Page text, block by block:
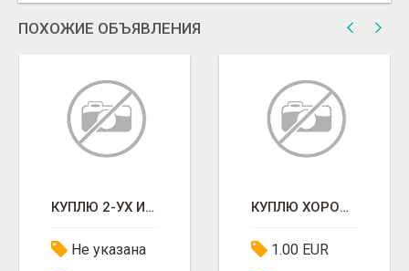
ПОХОЖИЕ ОБЪЯВЛЕНИЯ
КУПЛЮ 2-УХ ИЛИ 3-ЁХКОМНАТНУЮ КВАРТИРУ
Не указана
КУПЛЮ ХОРОШУЮ КВАРТИРУ
1.00 EUR